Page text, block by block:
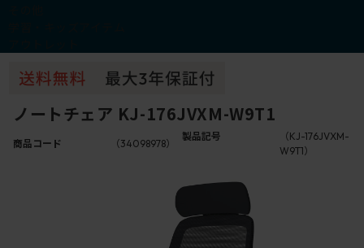
ノートチェア KJ-176JVXM-W9T1
商品コード （34098978）
製品記号
（KJ-176JVXM-
W9T1）